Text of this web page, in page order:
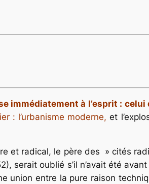
immédiatement à l’esprit : celui
: l’urbanisme moderne, et
et radical, le père des » cités
serait oublié s’il n’avait été
union entre la pure raison